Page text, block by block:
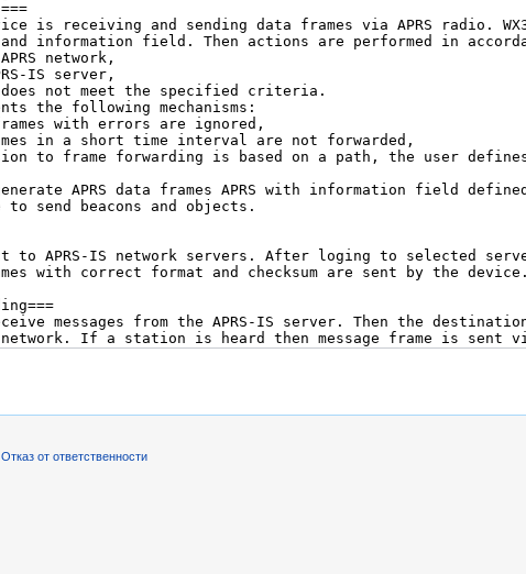
Отказ от ответственности